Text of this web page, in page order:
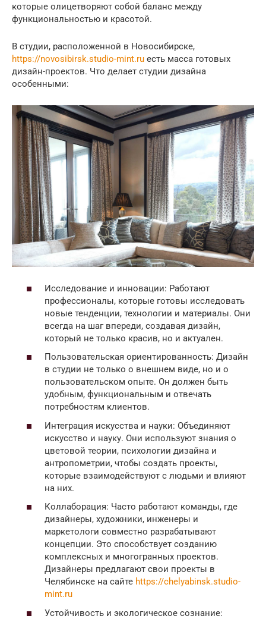
которые олицетворяют собой баланс между
функциональностью и красотой.
В студии, расположенной в Новосибирске,
https://novosibirsk.studio-mint.ru есть масса готовых
дизайн-проектов. Что делает студии дизайна
особенными:
Исследование и инновации: Работают
профессионалы, которые готовы исследовать
новые тенденции, технологии и материалы. Они
всегда на шаг впереди, создавая дизайн,
который не только красив, но и актуален.
Пользовательская ориентированность: Дизайн
в студии не только о внешнем виде, но и о
пользовательском опыте. Он должен быть
удобным, функциональным и отвечать
потребностям клиентов.
Интеграция искусства и науки: Объединяют
искусство и науку. Они используют знания о
цветовой теории, психологии дизайна и
антропометрии, чтобы создать проекты,
которые взаимодействуют с людьми и влияют
на них.
Коллаборация: Часто работают команды, где
дизайнеры, художники, инженеры и
маркетологи совместно разрабатывают
концепции. Это способствует созданию
комплексных и многогранных проектов.
Дизайнеры предлагают свои проекты в
Челябинске на сайте https://chelyabinsk.studio-
mint.ru
Устойчивость и экологическое сознание: